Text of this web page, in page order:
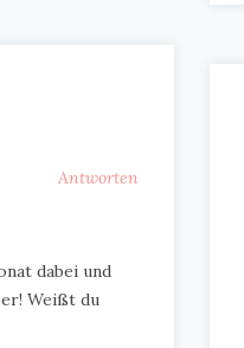
Antworten
dabei und
Weißt du